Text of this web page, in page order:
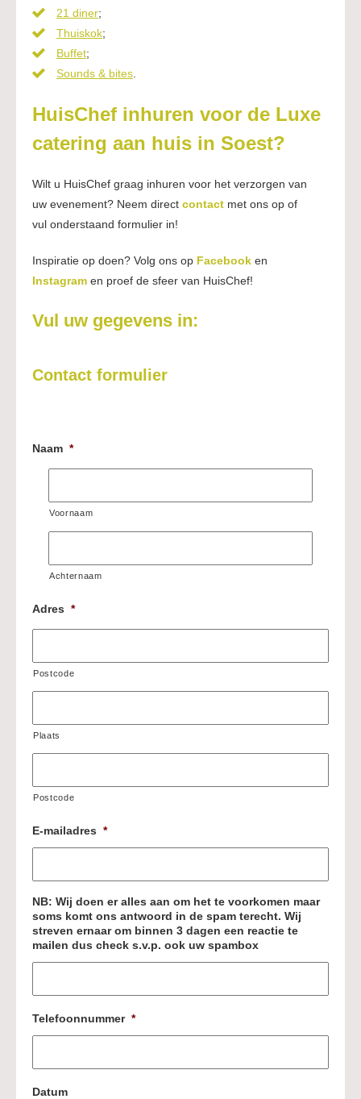
21 diner;
Thuiskok;
Buffet;
Sounds & bites
HuisChef inhuren voor de Luxe
catering aan huis in Soest?
Wilt u HuisChef graag inhuren voor het verzorgen van
uw evenement? Neem direct contact met ons op of
vul onderstaand formulier in!
Inspiratie op doen? Volg ons op Facebook en
Instagram en proef de sfeer van HuisChef!
Vul uw gegevens in:
Contact formulier
Naam *
Voornaam
Achternaam
Adres *
Postcode
Plaats
Postcode
E-mailadres *
NB: Wij doen er alles aan om het te voorkomen maar
soms komt ons antwoord in de spam terecht. Wij
streven ernaar om binnen 3 dagen een reactie te
mailen dus check s.v.p. ook uw spambox
Telefoonnummer *
Datum